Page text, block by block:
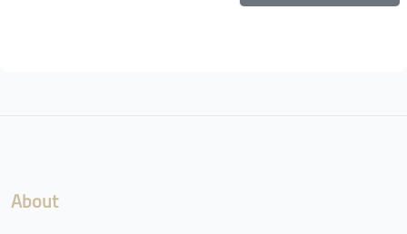
About